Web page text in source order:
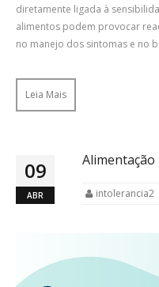
diretamente ligada à
alimentos podem provocar
no manejo dos sintomas e no
Leia Mais
09
ABR intolerancia2